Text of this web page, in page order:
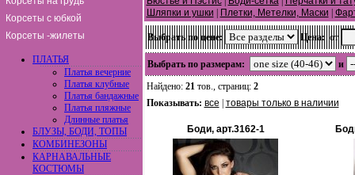
Корсеты с юбкой
Корсеты -жилеты
ПЛАТЬЯ
Платья вечерние
Платья клубные
Платья бандажные
Платья пляжные
Длинные платья
БЛУЗЫ, БОДИ, ТОПЫ
КОМБИНЕЗОНЫ
КАРНАВАЛЬНЫЕ
КОСТЮМЫ
Шляпки и ушки
Плетки, Метелки, Маски
Выбрать по цене: Цена: от
Выбрать по размерам:
и
Найдено: 21тов., страниц: 2
Показывать: все товары только в наличии
Боди, арт.3162-1